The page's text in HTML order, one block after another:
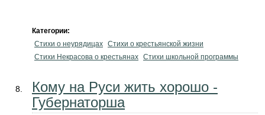
Категории:
Стихи о неурядицах Стихи о крестьянской жизни
Стихи Некрасова о крестьянах Стихи школьной программы
Кому на Руси жить хорошо -
Губернаторша